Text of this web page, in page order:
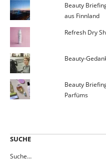
Beauty
aus Finnland
Refresh Dry
Beauty-
Beauty
Parfüms
SUCHE